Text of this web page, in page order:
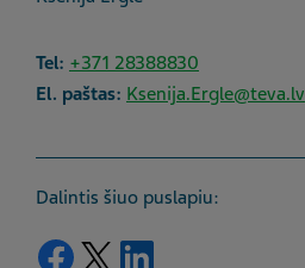
Tel: +371 28388830
El. paštas: Ksenija.Ergle@teva.lv
Dalintis šiuo puslapiu:
Dalytis „Facebook“
Dalytis „Twitter“